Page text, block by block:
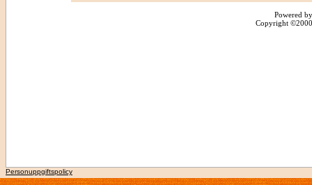
Powered
Copyright
Personuppgiftspolicy